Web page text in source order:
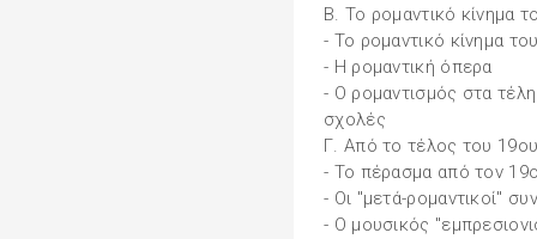
Β. Το ρομαντικό κίνημα
- Το ρομαντικό κίνημα
- Η ρομαντική όπερα
- Ο ρομαντισμός στα
σχολές
Γ. Από το τέλος του
- Το πέρασμα από τον
- Οι "μετά-ρομαντικοί"
- Ο μουσικός